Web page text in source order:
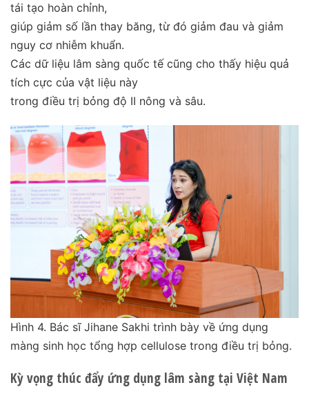
tái tạo hoàn chỉnh,
giúp giảm số lần thay băng, từ đó giảm đau và giảm
nguy cơ nhiễm khuẩn.
Các dữ liệu lâm sàng quốc tế cũng cho thấy hiệu quả
tích cực của vật liệu này
trong điều trị bỏng độ II nông và sâu.
Hình 4. Bác sĩ Jihane Sakhi trình bày về ứng dụng
màng sinh học tổng hợp cellulose trong điều trị bỏng.
Kỳ vọng thúc đẩy ứng dụng lâm sàng tại Việt Nam